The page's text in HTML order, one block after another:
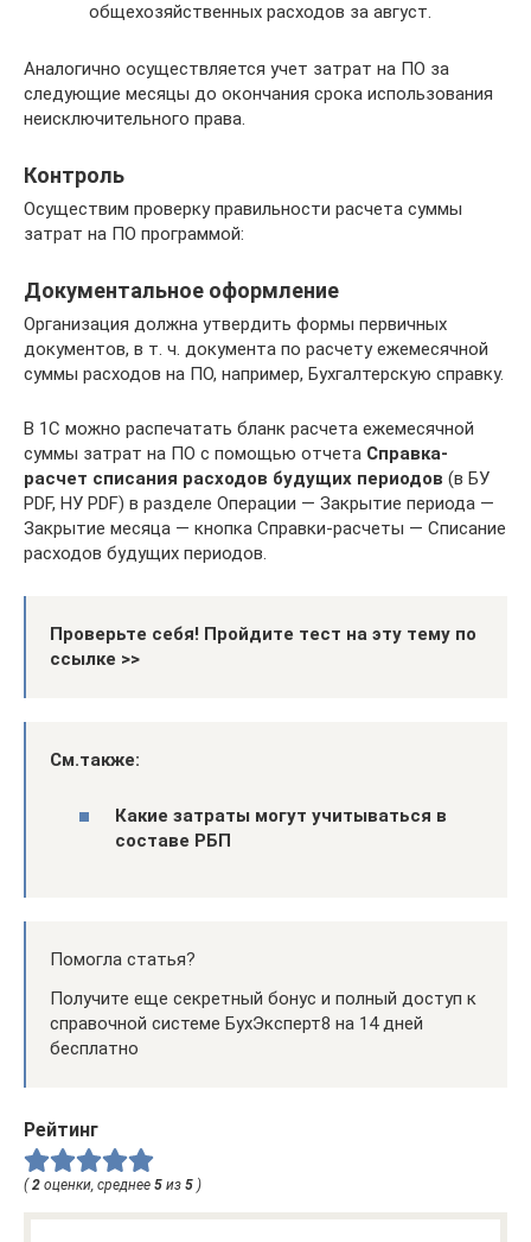
общехозяйственных расходов за август.
Аналогично осуществляется учет затрат на ПО за
следующие месяцы до окончания срока использования
неисключительного права.
Контроль
Осуществим проверку правильности расчета суммы
затрат на ПО программой:
Документальное оформление
Организация должна утвердить формы первичных
документов, в т. ч. документа по расчету ежемесячной
суммы расходов на ПО, например, Бухгалтерскую справку.
В 1С можно распечатать бланк расчета ежемесячной
суммы затрат на ПО с помощью отчета Справка-
расчет списания расходов будущих периодов (в БУ
PDF, НУ PDF) в разделе Операции — Закрытие периода —
Закрытие месяца — кнопка Справки-расчеты — Списание
расходов будущих периодов.
Проверьте себя! Пройдите тест на эту тему по
ссылке >>
См.также:
Какие затраты могут учитываться в
составе РБП
Помогла статья?
Получите еще секретный бонус и полный доступ к
справочной системе БухЭксперт8 на 14 дней
бесплатно
Рейтинг
( 2 оценки, среднее 5 из 5 )